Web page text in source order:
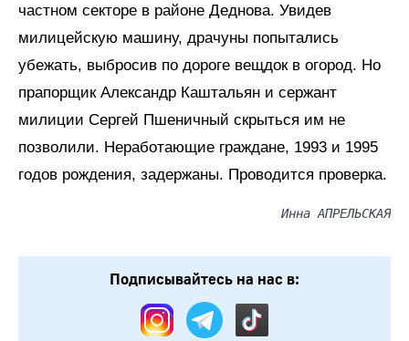
частном секторе в районе Деднова. Увидев
милицейскую машину, драчуны попытались
убежать, выбросив по дороге вещдок в огород. Но
прапорщик Александр Каштальян и сержант
милиции Сергей Пшеничный скрыться им не
позволили. Неработающие граждане, 1993 и 1995
годов рождения, задержаны. Проводится проверка.
Инна АПРЕЛЬСКАЯ
Подписывайтесь на нас в: